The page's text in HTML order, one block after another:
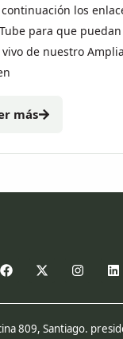
los
para que
de nuestro
más
809, Santiago.